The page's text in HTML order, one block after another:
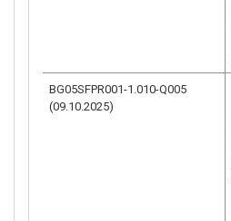
BG05SFPR001-1.010-Q005
(09.10.2025)